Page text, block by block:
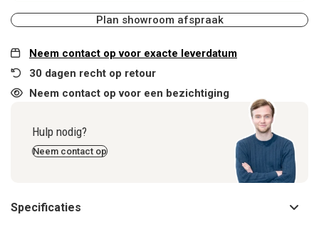
Plan showroom afspraak
Neem contact op voor exacte leverdatum
30 dagen recht op retour
Neem contact op voor een bezichtiging
Hulp nodig?
Neem contact op
Specificaties